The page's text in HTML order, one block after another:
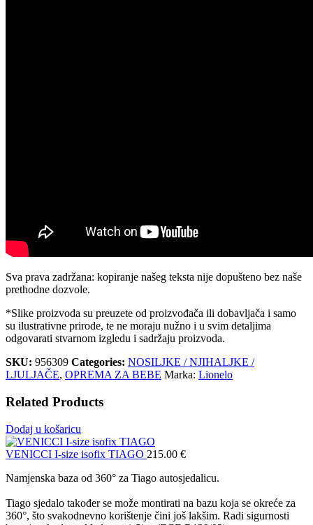
Sva prava zadržana: kopiranje našeg teksta nije dopušteno bez naše
prethodne dozvole.
*Slike proizvoda su preuzete od proizvođača ili dobavljača i samo
su ilustrativne prirode, te ne moraju nužno i u svim detaljima
odgovarati stvarnom izgledu i sadržaju proizvoda.
SKU: 956309 Categories: NOSILJKE / NJIHALJKE /
LJULJAČE, OPREMA ZA BEBE Marka: Lionelo
Related Products
Dodaj u košaricu
VENICCI I-size isofix TIAGO 215.00 €
Namjenska baza od 360° za Tiago autosjedalicu.
Tiago sjedalo također se može montirati na bazu koja se okreće za
360°, što svakodnevno korištenje čini još lakšim. Radi sigurnosti